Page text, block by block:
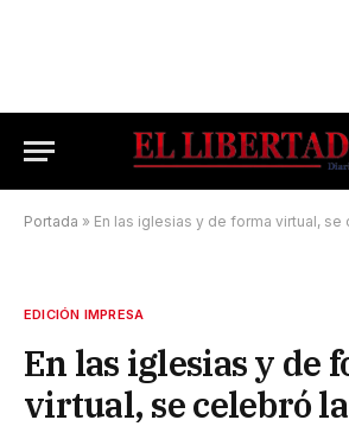
Portada » En las iglesias y de forma virtual, se
EDICIÓN IMPRESA
En las iglesias y de
virtual, se celebró